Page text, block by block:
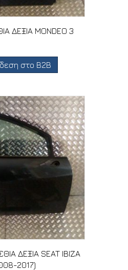
ΔΕΞΙΑ MONDEO 3
στο B2B
ΔΕΞΙΑ SEAT IBIZA
2017)